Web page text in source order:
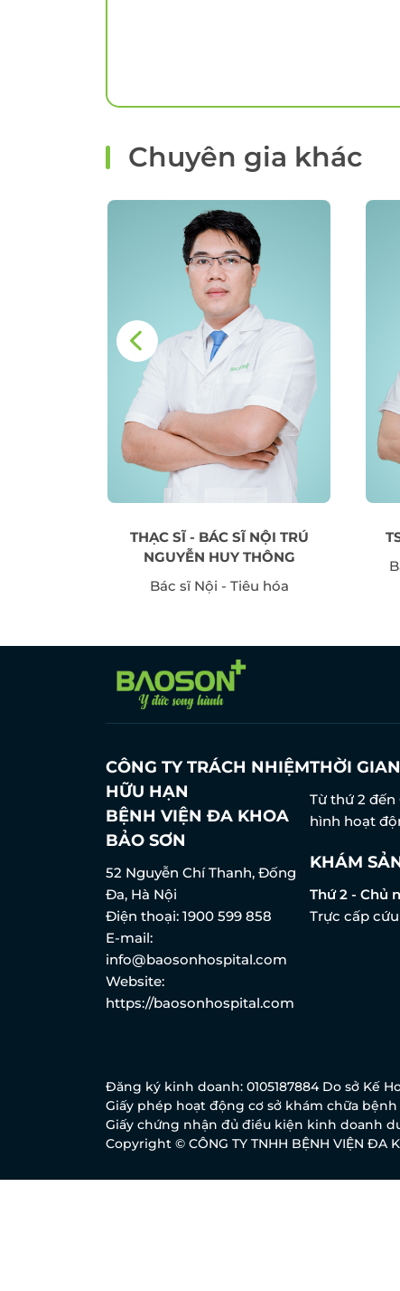
Chuyên gia khác
THẠC SĨ - BÁC SĨ NỘI TRÚ
NGUYỄN HUY THÔNG
Bác sĩ Nội - Tiêu hóa
CÔNG TY TRÁCH NHIỆM
HỮU HẠN
BỆNH VIỆN ĐA KHOA
BẢO SƠN
52 Nguyễn Chí Thanh, Đống
Đa, Hà Nội
Điện thoại: 1900 599 858
E-mail:
info@baosonhospital.com
Website:
https://baosonhospital.com
THỜI
Từ thứ 2 đến
hình hoạt
KHÁM
Thứ 2 - Chủ
Trực cấp
Đăng ký kinh doanh: 0105187884 Do sở Kế
Giấy phép hoạt động cơ sở khám chữa bệnh
Giấy chứng nhận đủ điều kiện kinh doanh
Copyright © CÔNG TY TNHH BỆNH VIỆN ĐA